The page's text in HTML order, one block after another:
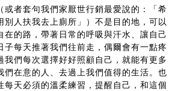
或者套句我們家厭世行銷最愛說的：「希
別人扶我去上廁所」）不是目的地，可以
在的路，帶著日常的呼吸與汗水、讓自己
子每天推著我們往前走，偶爾會有一點疼
我們每次選擇好好照顧自己，就能有更多
們在意的人、去過上我們值得的生活。也
每天必須的溫柔練習，提醒自己，和這個